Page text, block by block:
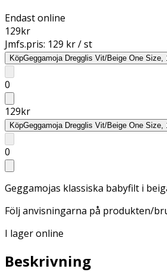
Endast online
129kr
Jmfs.pris: 129 kr / st
KöpGeggamoja Dregglis Vit/Beige One Size,
0
129kr
KöpGeggamoja Dregglis Vit/Beige One Size,
0
Geggamojas klassiska babyfilt i
Följ anvisningarna på produkten/
I lager online
Beskrivning